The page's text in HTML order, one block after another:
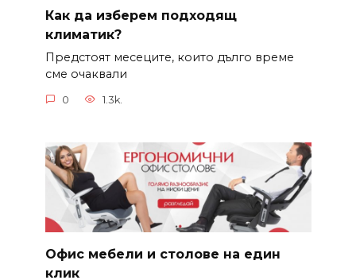
Как да изберем подходящ
климатик?
Предстоят месеците, които дълго време
сме очаквали
0 1.3k.
Офис мебели и столове на един
клик